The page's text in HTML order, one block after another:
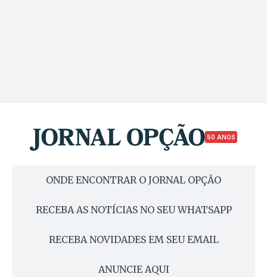
50 ANOS
ONDE ENCONTRAR O JORNAL OPÇÃO
RECEBA AS NOTÍCIAS NO SEU WHATSAPP
RECEBA NOVIDADES EM SEU EMAIL
ANUNCIE AQUI